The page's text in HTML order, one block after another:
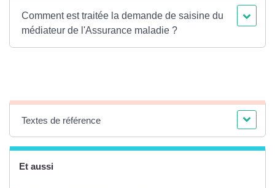
Comment est traitée la demande de saisine du
médiateur de l'Assurance maladie ?
Textes de référence
Et aussi